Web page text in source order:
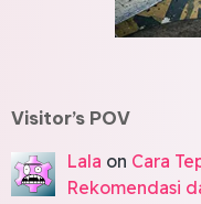
Visitor’s POV
Lala on Cara
Rekomendasi